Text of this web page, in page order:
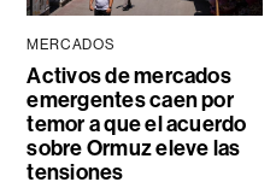
MERCADOS
Activos de mercados
emergentes caen por
temor a que el acuerdo
sobre Ormuz eleve las
tensiones